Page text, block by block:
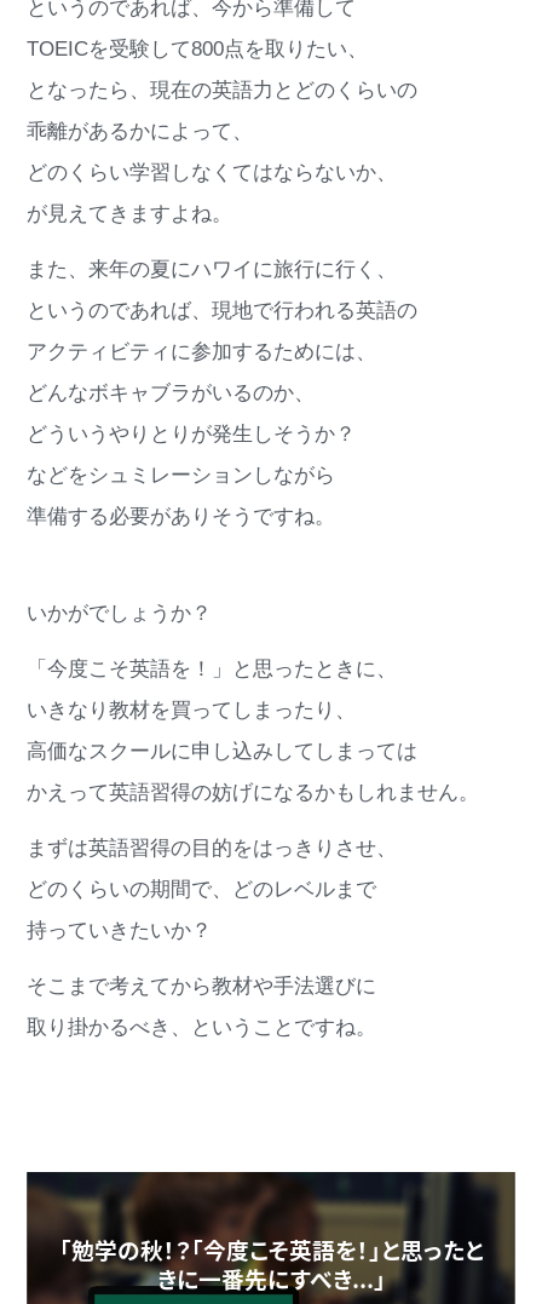
というのであれば、今から準備して
TOEICを受験して800点を取りたい、
となったら、現在の英語力とどのくらいの
乖離があるかによって、
どのくらい学習しなくてはならないか、
が見えてきますよね。
また、来年の夏にハワイに旅行に行く、
というのであれば、現地で行われる英語の
アクティビティに参加するためには、
どんなボキャブラがいるのか、
どういうやりとりが発生しそうか？
などをシュミレーションしながら
準備する必要がありそうですね。
いかがでしょうか？
「今度こそ英語を！」と思ったときに、
いきなり教材を買ってしまったり、
高価なスクールに申し込みしてしまっては
かえって英語習得の妨げになるかもしれません。
まずは英語習得の目的をはっきりさせ、
どのくらいの期間で、どのレベルまで
持っていきたいか？
そこまで考えてから教材や手法選びに
取り掛かるべき、ということですね。
「勉学の秋！？「今度こそ英語を！」と思ったと
きに一番先にすべき...」